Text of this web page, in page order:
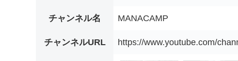
チャンネル名 MANACAMP
チャンネルURL https://www.youtube.com/